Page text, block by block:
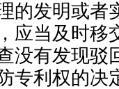
的发明或者
应当及时移
没有发现驳
专利权的决